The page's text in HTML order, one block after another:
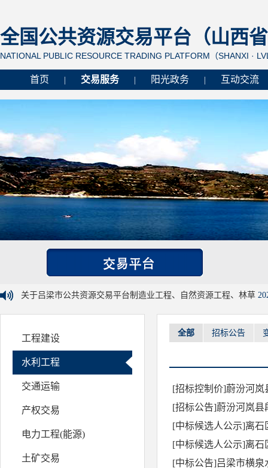
全国公共资源交易平台（山西
NATIONAL PUBLIC RESOURCE TRADING PLATFORM（SHANXI ·
首页 交易服务 阳光政务 互动交流
关于吕梁市公共资源交易平台制造业工程、自然资源工程、林草
工程建设
水利工程
交通运输
产权交易
电力工程(能源)
土矿交易
全部 招标公告
[招标控制价]蔚汾河
[招标公告]蔚汾河岚
[中标候选人公示]离
[中标候选人公示]离
[中标公告]吕梁市横